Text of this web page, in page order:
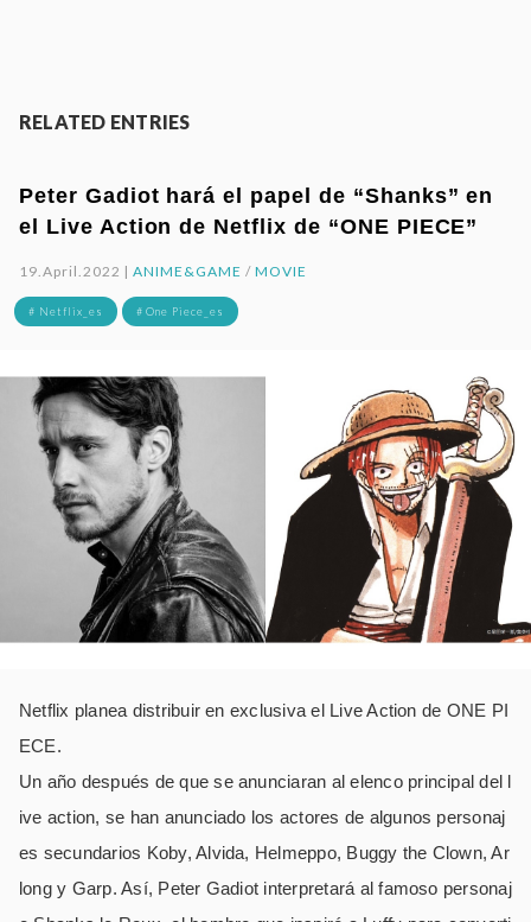
RELATED ENTRIES
Peter Gadiot hará el papel de “Shanks” en
el Live Action de Netflix de “ONE PIECE”
19.April.2022 |ANIME&GAME / MOVIE
# Netflix_es # One Piece_es
Netflix planea distribuir en exclusiva el Live Action de ONE PI
ECE.
Un año después de que se anunciaran al elenco principal del l
ive action, se han anunciado los actores de algunos personaj
es secundarios Koby, Alvida, Helmeppo, Buggy the Clown, Ar
long y Garp. Así, Peter Gadiot interpretará al famoso personaj